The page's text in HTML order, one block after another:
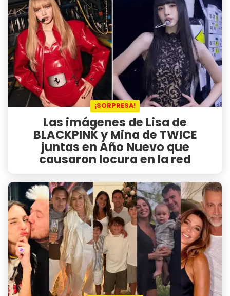
¡SORPRESA!
Las imágenes de Lisa de
BLACKPINK y Mina de TWICE
juntas en Año Nuevo que
causaron locura en la red